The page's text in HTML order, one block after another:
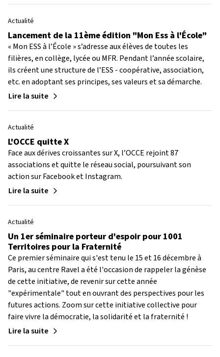
Actualité
Lancement de la 11ème édition "Mon Ess à l'École"
« Mon ESS à l’École » s’adresse aux élèves de toutes les
filières, en collège, lycée ou MFR. Pendant l’année scolaire,
ils créent une structure de l’ESS - coopérative, association,
etc. en adoptant ses principes, ses valeurs et sa démarche.
Lire la suite
Actualité
L'OCCE quitte X
Face aux dérives croissantes sur X, l’OCCE rejoint 87
associations et quitte le réseau social, poursuivant son
action sur Facebook et Instagram.
Lire la suite
Actualité
Un 1er séminaire porteur d'espoir pour 1001
Territoires pour la Fraternité
Ce premier séminaire qui s'est tenu le 15 et 16 décembre à
Paris, au centre Ravel a été l'occasion de rappeler la génèse
de cette initiative, de revenir sur cette année
"expérimentale" tout en ouvrant des perspectives pour les
futures actions. Zoom sur cette initiative collective pour
faire vivre la démocratie, la solidarité et la fraternité !
Lire la suite